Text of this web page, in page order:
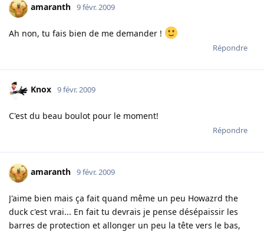
amaranth 9 févr. 2009
Ah non, tu fais bien de me demander !
Répondre
Knox 9 févr. 2009
C'est du beau boulot pour le moment!
Répondre
amaranth 9 févr. 2009
J'aime bien mais ça fait quand même un peu Howazrd the
duck c'est vrai... En fait tu devrais je pense désépaissir les
barres de protection et allonger un peu la tête vers le bas,